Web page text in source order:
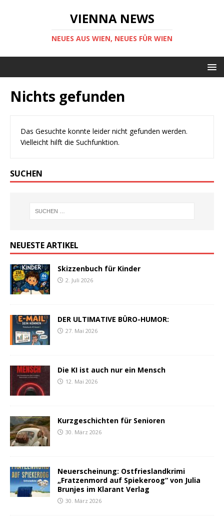
VIENNA NEWS
NEUES AUS WIEN, NEUES FÜR WIEN
Nichts gefunden
Das Gesuchte konnte leider nicht gefunden werden.
Vielleicht hilft die Suchfunktion.
SUCHEN
NEUESTE ARTIKEL
Skizzenbuch für Kinder
2. Juli 2026
DER ULTIMATIVE BÜRO-HUMOR:
27. Mai 2026
Die KI ist auch nur ein Mensch
12. Mai 2026
Kurzgeschichten für Senioren
30. März 2026
Neuerscheinung: Ostfrieslandkrimi
„Fratzenmord auf Spiekeroog“ von Julia
Brunjes im Klarant Verlag
30. März 2026